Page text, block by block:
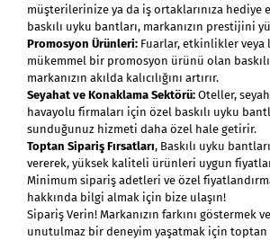
müşterilerinize ya da iş ortaklarınıza hediye
baskılı uyku bantları, markanızın prestijini
Promosyon Ürünleri: Fuarlar, etkinlikler veya
mükemmel bir promosyon ürünü olan
markanızın akılda kalıcılığını artırır.
Seyahat ve Konaklama Sektörü: Oteller,
havayolu firmaları için özel baskılı uyku
sunduğunuz hizmeti daha özel hale getirir.
Toptan Sipariş Fırsatları, Baskılı uyku
vererek, yüksek kaliteli ürünleri uygun
Minimum sipariş adetleri ve özel
hakkında bilgi almak için bize ulaşın!
Sipariş Verin! Markanızın farkını göstermek
unutulmaz bir deneyim yaşatmak için toptan